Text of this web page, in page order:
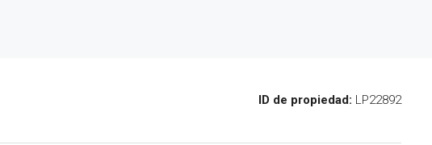
ID de propiedad: LP22892